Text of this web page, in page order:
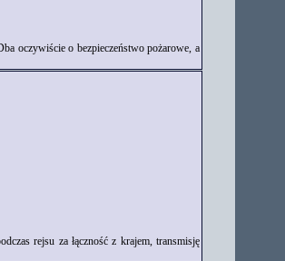
oczywiście o bezpieczeństwo pożarowe, a
rejsu za łączność z krajem, transmisję